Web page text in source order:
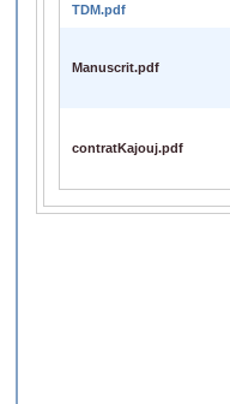
TDM.pdf
Manuscrit.pdf
contratKajouj.pdf